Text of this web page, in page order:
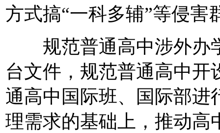
方式搞“一科多辅”等侵害
规范普通高中涉外办
台文件，规范普通高中
通高中国际班、国际部进
理需求的基础上，推动高